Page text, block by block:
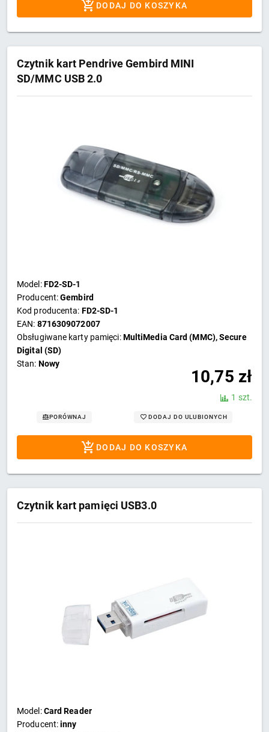
DODAJ DO KOSZYKA
Czytnik kart Pendrive Gembird MINI
SD/MMC USB 2.0
Model:FD2-SD-1
Producent:Gembird
Kod producenta: FD2-SD-1
EAN: 8716309072007
Obsługiwane karty pamięci:MultiMedia Card (MMC), Secure
Digital (SD)
Stan: Nowy
10,75 zł
1 szt.
PORÓWNAJ DODAJ DO ULUBIONYCH
DODAJ DO KOSZYKA
Czytnik kart pamięci USB3.0
Model:Card Reader
Producent:inny